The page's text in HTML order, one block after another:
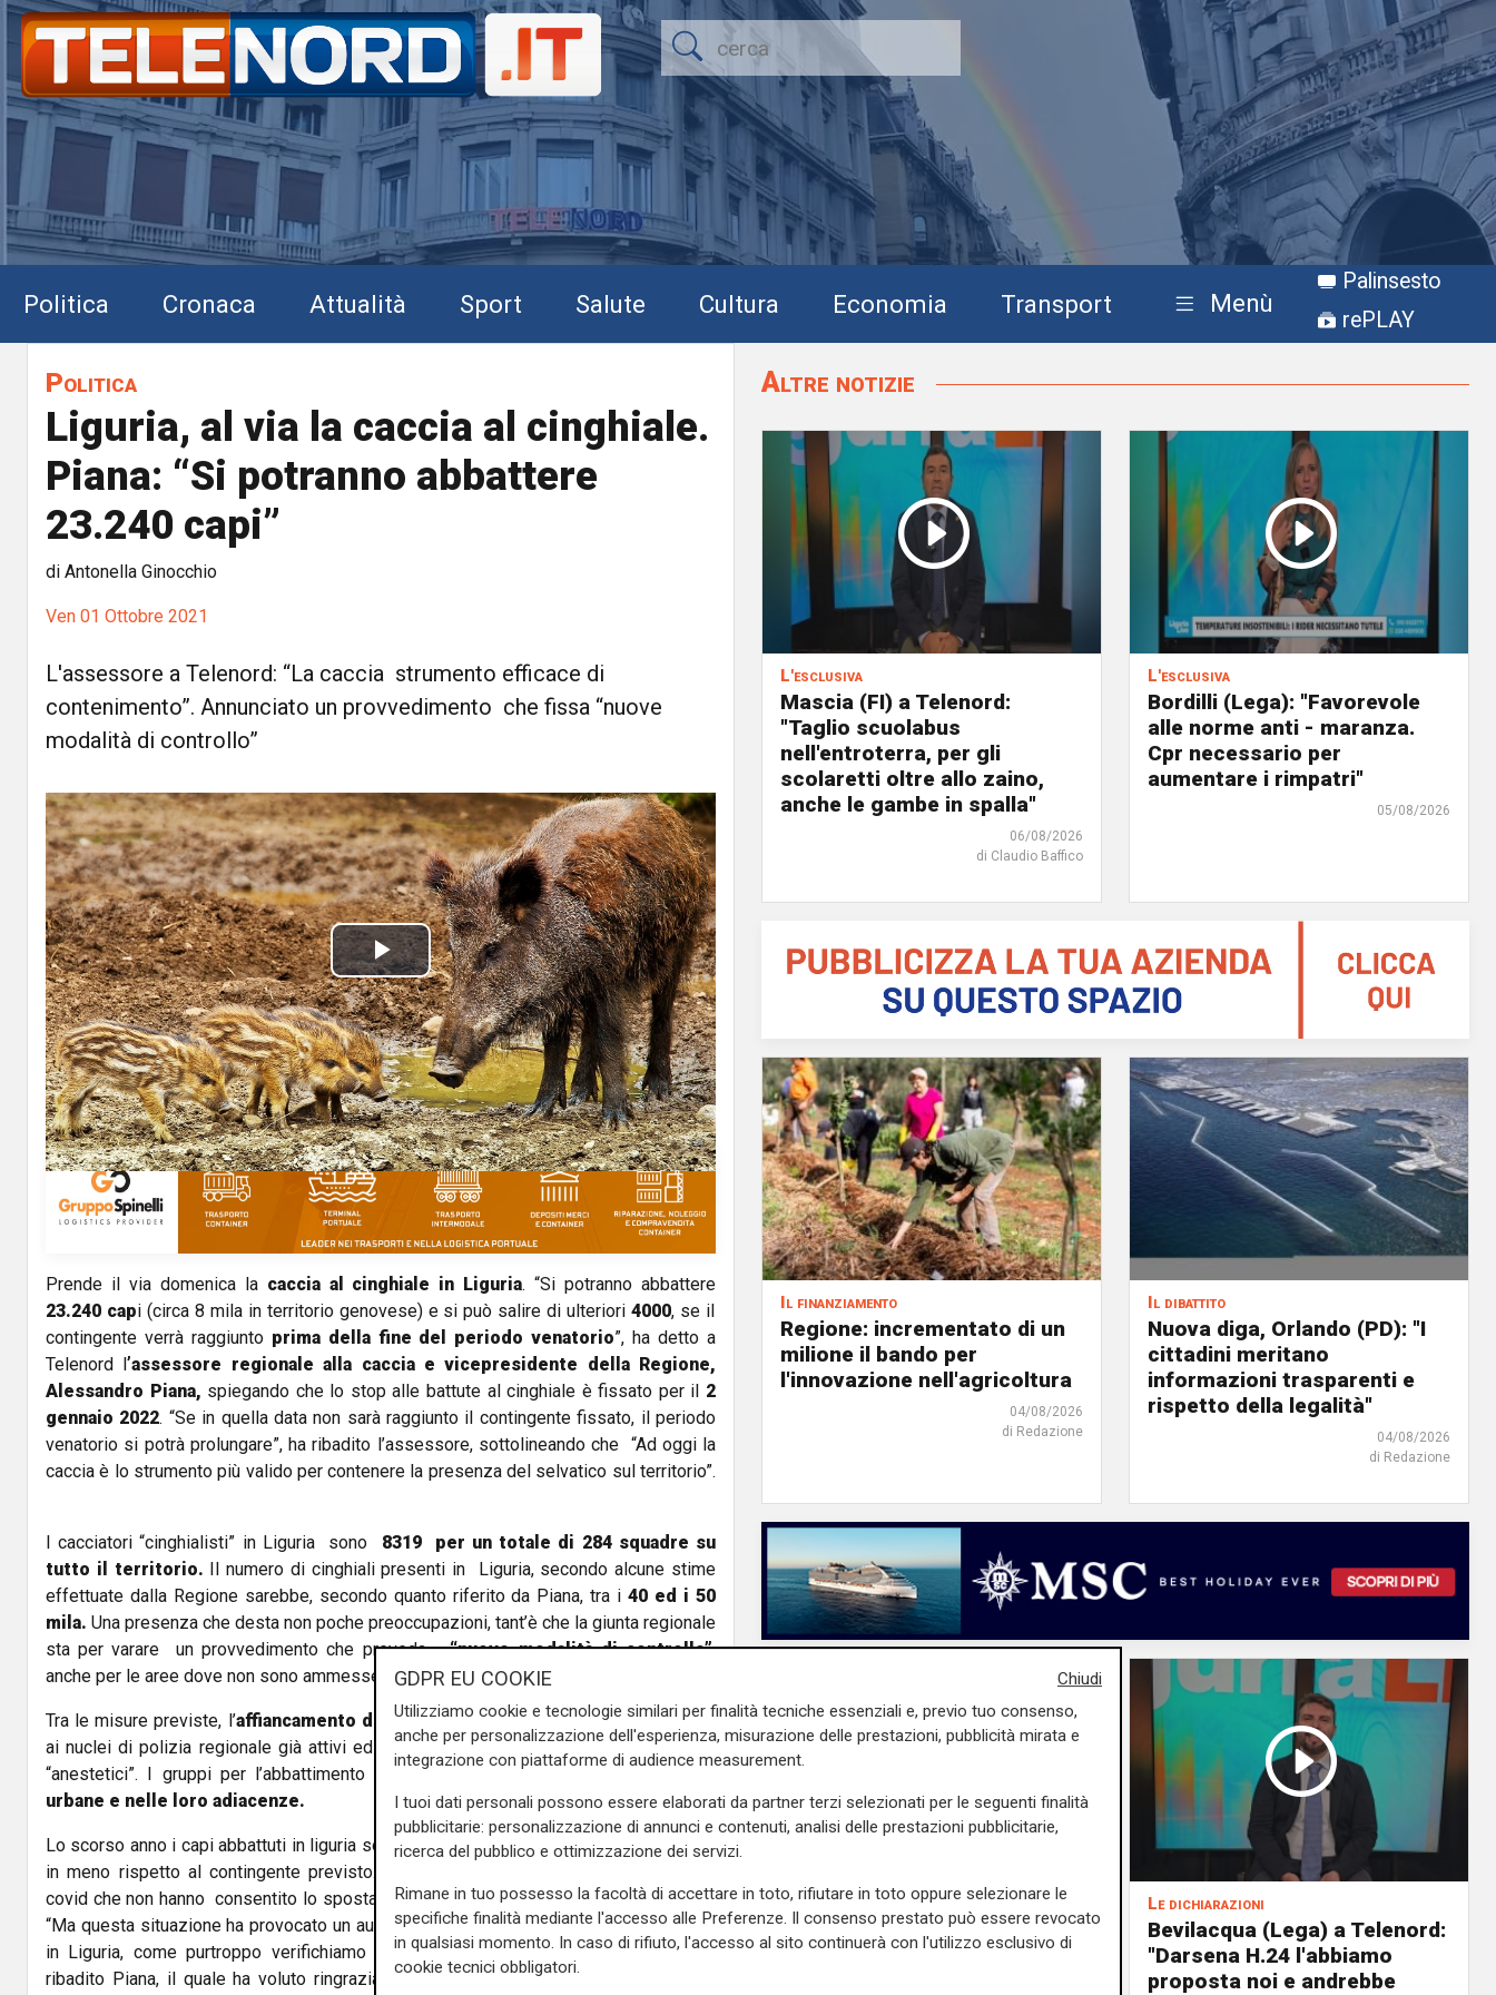
Politica Cronaca Attualità Sport Salute Cultura Economia Transport Menù
Palinsesto
rePLAY
Politica
Liguria, al via la caccia al cinghiale.
Piana: “Si potranno abbattere
23.240 capi”
di Antonella Ginocchio
Ven 01 Ottobre 2021
L'assessore a Telenord: “La caccia strumento efficace di
contenimento”. Annunciato un provvedimento che fissa “nuove
modalità di controllo”
P
l
a
y
V
d
e
o
Prende il via domenica la caccia al cinghiale in Liguria. “Si potranno abbattere
23.240 capi (circa 8 mila in territorio genovese) e si può salire di ulteriori4000, se il
contingente verrà raggiunto prima della fine del periodo venatorio”, ha detto a
Telenord l’assessore regionale alla caccia e vicepresidente della Regione,
Alessandro Piana, spiegando che lo stop alle battute al cinghiale è fissato per il 2
gennaio 2022. “Se in quella data non sarà raggiunto il contingente fissato, il periodo
venatorio si potrà prolungare”, ha ribadito l’assessore, sottolineando che “Ad oggi la
caccia è lo strumento più valido per contenere la presenza del selvatico sul territorio”.
I cacciatori “cinghialisti” in Liguria sono 8319 per un totale di 284 squadre su
tutto il territorio.
Il numero di cinghiali presenti in Liguria, secondo alcune stime
effettuate dalla Regione sarebbe, secondo quanto riferito da Piana, tra i40 ed i 50
mila. Una presenza che desta non poche preoccupazioni, tant’è che la giunta regionale
sta per varare un provvedimento che preveda“nuove modalità di controllo”,
anche per le aree dove non sono ammesse le tradizionali battute di caccia.
Tra le misure previste, l’affiancamento di cacciatori, appositamente selezionat i,
ai nuclei di polizia regionale già attivi ed operanti anche con l’ausilio di gabbie e di
“anestetici”. I gruppi per l’abbattimento selettivo potranno operare anche in
urbane e nelle loro adiacenze.
Lo scorso anno i capi abbattuti in liguria sono stati circa16.040e cioè circaottomila
in meno rispetto al contingente previsto. E questo a causa dei provvedimenti anti
covid che non hanno consentito lo spostamento dei cacciatori da un Comune all’altro.
“Ma questa situazione ha provocato un aumento esponenziale del numero di cinghiali
in Liguria, come purtroppo verifichiamo ogni giorno, anche nelle aree urbane”, ha
ribadito Piana, il quale ha voluto ringraziare i cacciatori “ che con la loro azione di
Altre notizie
L'esclusiva
Mascia (FI) a Telenord:
"Taglio scuolabus
nell'entroterra, per gli
scolaretti oltre allo zaino,
anche le gambe in spalla"
06/08/2026
di Claudio Baffico
L'esclusiva
Bordilli (Lega): "Favorevole
alle norme anti - maranza.
Cpr necessario per
aumentare i rimpatri"
05/08/2026
Il finanziamento
Regione: incrementato di un
milione il bando per
l'innovazione nell'agricoltura
04/08/2026
di Redazione
Il dibattito
Nuova diga, Orlando (PD): "I
cittadini meritano
informazioni trasparenti e
rispetto della legalità"
04/08/2026
di Redazione
L'analisi
Claudio Montaldo: "Pochi
punti d'incontro e crisi della
Le dichiarazioni
Bevilacqua (Lega) a Telenord:
"Darsena H.24 l'abbiamo
proposta noi e andrebbe
Chiudi
GDPR EU COOKIE
Utilizziamo cookie e tecnologie similari per finalità tecniche essenziali e, previo tuo consenso,
anche per personalizzazione dell'esperienza, misurazione delle prestazioni, pubblicità mirata e
integrazione con piattaforme di audience measurement.
I tuoi dati personali possono essere elaborati da partner terzi selezionati per le seguenti finalità
pubblicitarie: personalizzazione di annunci e contenuti, analisi delle prestazioni pubblicitarie,
ricerca del pubblico e ottimizzazione dei servizi.
Rimane in tuo possesso la facoltà di accettare in toto, rifiutare in toto oppure selezionare le
specifiche finalità mediante l'accesso alle Preferenze. Il consenso prestato può essere revocato
in qualsiasi momento. In caso di rifiuto, l'accesso al sito continuerà con l'utilizzo esclusivo di
cookie tecnici obbligatori.